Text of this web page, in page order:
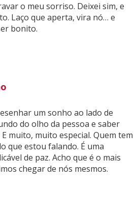
o meu sorriso. Deixei sim, e
Laço que aperta, vira nó… e
bonito.
um sonho ao lado de
do olho da pessoa e saber
muito, muito especial. Quem tem
que estou falando. É uma
de paz. Acho que é o mais
chegar de nós mesmos.